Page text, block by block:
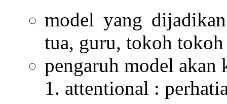
model yang
tua, guru, tokoh
pengaruh model akan
attentional :